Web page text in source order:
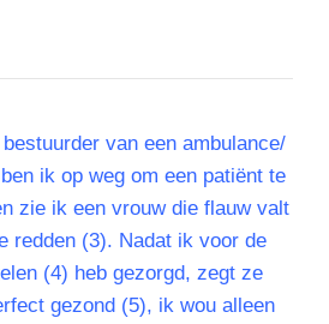
van een ambulance/
ik op weg om een patiënt te
zie ik een vrouw die flauw valt
redden (3). Nadat ik voor de
(4) heb gezorgd, zegt ze
gezond (5), ik wou alleen